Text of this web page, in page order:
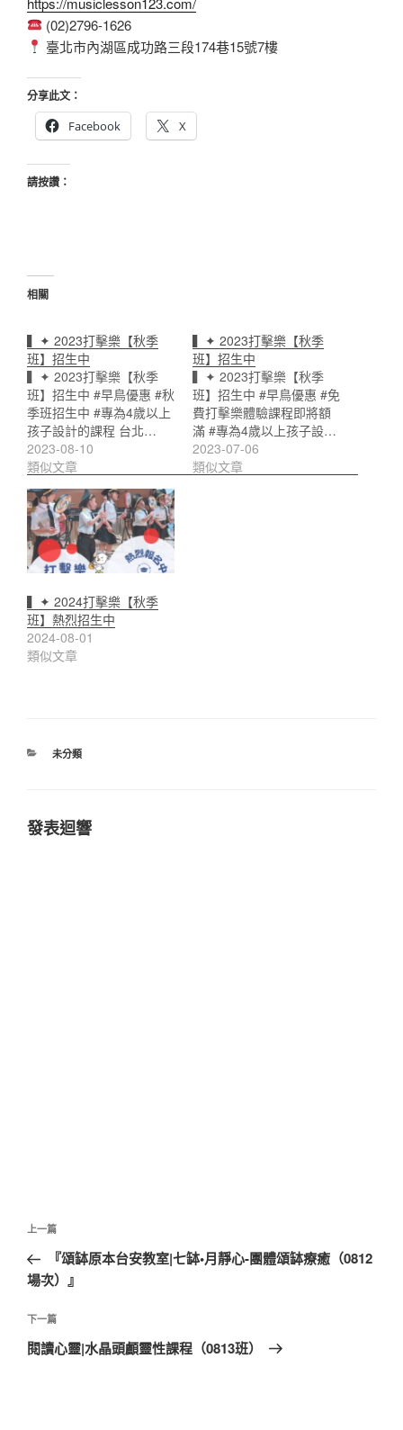
(02)2796-1626
臺北市內湖區成功路三段174巷15號7樓
分享此文：
Facebook
X
請按讚：
相關
▍✦ 2023打擊樂【秋季
班】招生中
▍✦ 2023打擊樂【秋季
班】招生中 #早鳥優惠 #秋
季班招生中 #專為4歲以上
孩子設計的課程 台北…
2023-08-10
類似文章
▍✦ 2023打擊樂【秋季
班】招生中
▍✦ 2023打擊樂【秋季
班】招生中 #早鳥優惠 #免
費打擊樂體驗課程即將額
滿 #專為4歲以上孩子設…
2023-07-06
類似文章
▍✦ 2024打擊樂【秋季
班】熱烈招生中
2024-08-01
類似文章
分
未分類
發表迴響
文
導
覽
上
一
篇
章
上一篇
『頌缽原本台安教室|七缽•月靜心-團體頌缽療癒（0812
場次）』
下
一
下一篇
閱讀心靈|水晶頭顱靈性課程（0813班）